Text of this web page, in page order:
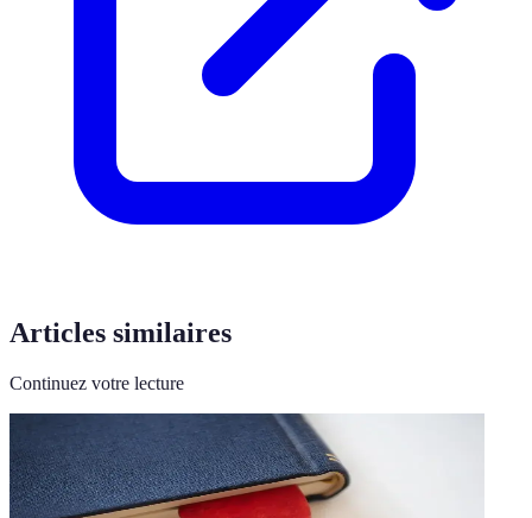
Articles similaires
Continuez votre lecture